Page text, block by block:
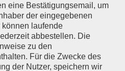
eine Bestätigungsemail, um
der eingegebenen
laufende
abbestellen. Die
zu den
Für die Zwecke des
der Nutzer, speichern wir